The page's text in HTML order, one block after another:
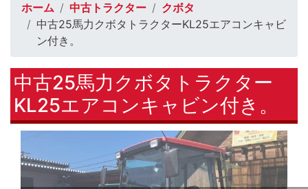
ホーム 中古トラクター
クボタ
中古25馬力クボタトラクターKL25エアコンキャビ
ン付き。
中古25馬力クボタトラクター
KL25エアコンキャビン付き。